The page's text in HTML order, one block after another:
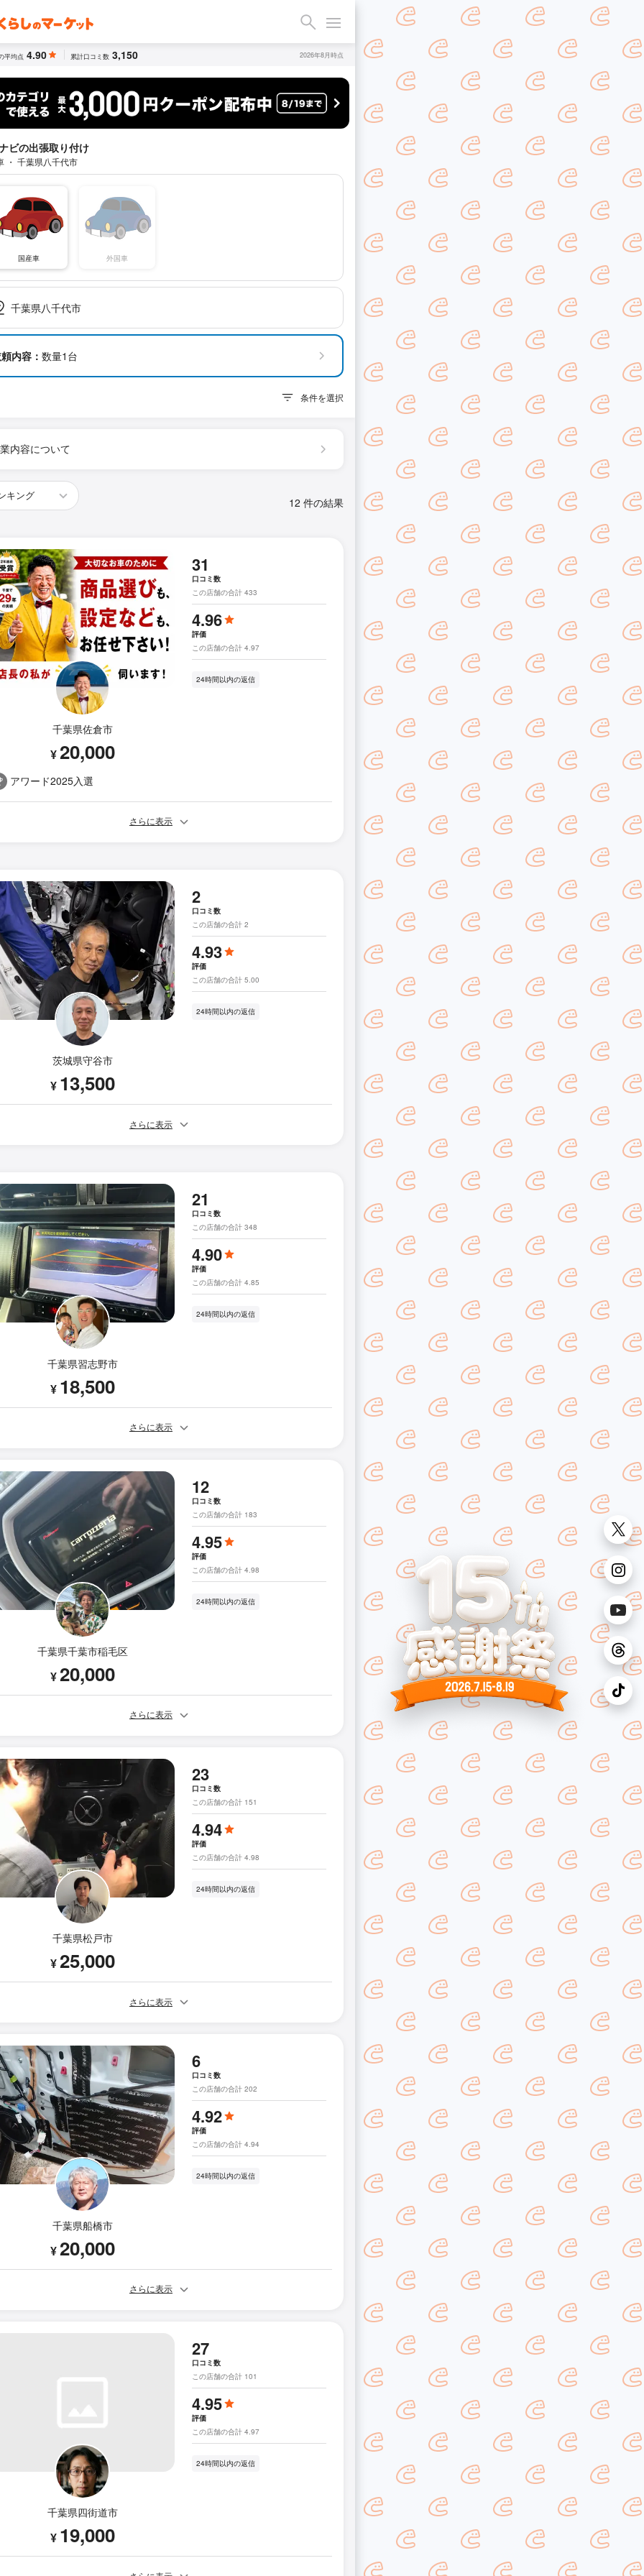
平均点 4.90 累計口コミ数 3,150 2026年8月時点
ビの出張取り付け
・ 千葉県八千代市
国産車 外国車
千葉県八千代市
内容： 数量1台
条件を選択
内容について
12 件の結果
千葉県佐倉市
¥20,000
アワード2025入選
31
口コミ数
この店舗の合計 433
4.96
評価
この店舗の合計 4.97
24時間以内の返信
さらに表示
茨城県守谷市
¥ 13,500
2
口コミ数
この店舗の合計 2
4.93
評価
この店舗の合計 5.00
24時間以内の返信
さらに表示
千葉県習志野市
¥ 18,500
21
口コミ数
この店舗の合計 348
4.90
評価
この店舗の合計 4.85
24時間以内の返信
さらに表示
千葉県千葉市稲毛区
¥20,000
12
口コミ数
この店舗の合計 183
4.95
評価
この店舗の合計 4.98
24時間以内の返信
さらに表示
千葉県松戸市
¥25,000
23
口コミ数
この店舗の合計 151
4.94
評価
この店舗の合計 4.98
24時間以内の返信
さらに表示
千葉県船橋市
¥20,000
6
口コミ数
この店舗の合計 202
4.92
評価
この店舗の合計 4.94
24時間以内の返信
さらに表示
千葉県四街道市
¥ 19,000
27
口コミ数
この店舗の合計 101
4.95
評価
この店舗の合計 4.97
24時間以内の返信